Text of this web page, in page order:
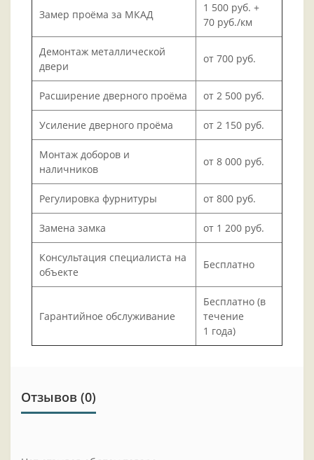
Замер проёма за МКАД
1 500 руб. +
70 руб./км
Демонтаж металлической
двери
от 700 руб.
Расширение дверного проёма от 2 500 руб.
Усиление дверного проёма от 2 150 руб.
Монтаж доборов и
наличников
от 8 000 руб.
Регулировка фурнитуры от 800 руб.
Замена замка от 1 200 руб.
Консультация специалиста на
объекте
Бесплатно
Гарантийное обслуживание
Бесплатно (в
течение
1 года)
Отзывов (0)